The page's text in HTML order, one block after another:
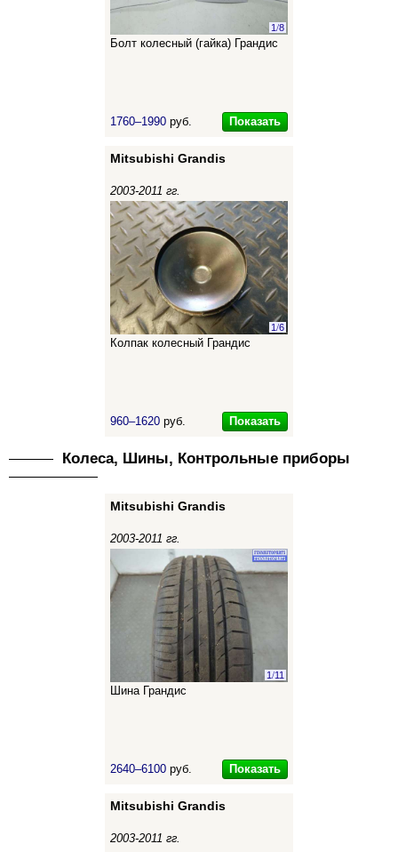
1/8
Болт колесный (гайка) Грандис
1760–1990 руб. Показать
Mitsubishi Grandis
2003-2011 гг.
1/6
Колпак колесный Грандис
960–1620 руб. Показать
Колеса, Шины, Контрольные приборы
Mitsubishi Grandis
2003-2011 гг.
1/11
Шина Грандис
2640–6100 руб. Показать
Mitsubishi Grandis
2003-2011 гг.